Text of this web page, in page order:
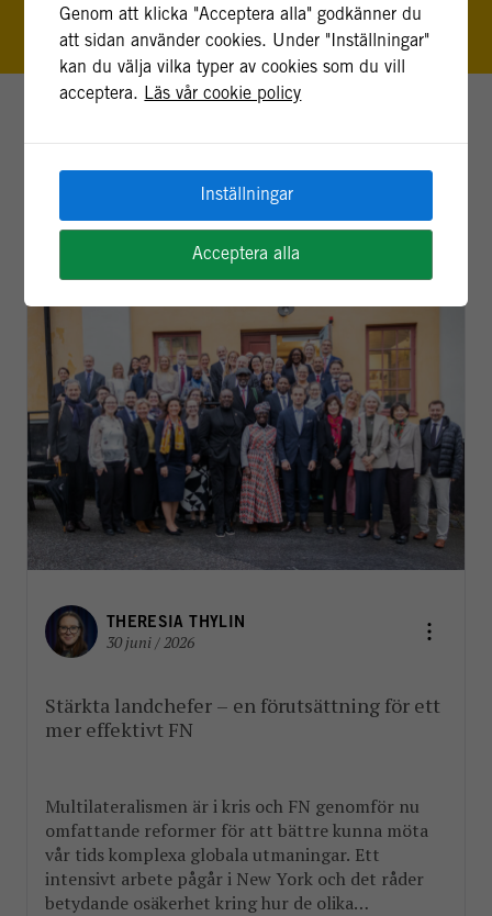
SENASTE INLÄGGEN ALLA INLÄGG
THERESIA THYLIN
30 juni / 2026
Stärkta landchefer – en förutsättning för ett
mer effektivt FN
Multilateralismen är i kris och FN genomför nu
omfattande reformer för att bättre kunna möta
vår tids komplexa globala utmaningar. Ett
intensivt arbete pågår i New York och det råder
betydande osäkerhet kring hur de olika
Genom att klicka "Acceptera alla" godkänner du
att sidan använder cookies. Under "Inställningar"
kan du välja vilka typer av cookies som du vill
acceptera. Läs vår cookie policy
Inställningar
Acceptera alla